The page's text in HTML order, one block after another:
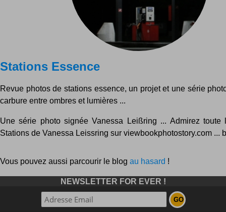
Stations Essence
Revue photos de stations essence, un projet et une série
carbure entre ombres et lumières ...
Une série photo signée Vanessa Leißring ... Admirez toute
Stations de Vanessa Leissring sur viewbookphotostory.com ...
Vous pouvez aussi parcourir le blog au hasard !
NEWSLETTER FOR EVER !